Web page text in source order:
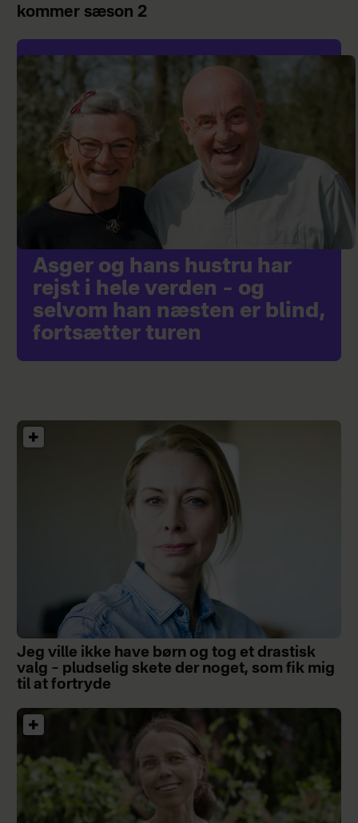
kommer sæson 2
Asger og hans hustru har
rejst i hele verden – og
selvom han næsten er blind,
fortsætter turen
Jeg ville ikke have børn og tog et drastisk
valg – pludselig skete der noget, som fik mig
til at fortryde